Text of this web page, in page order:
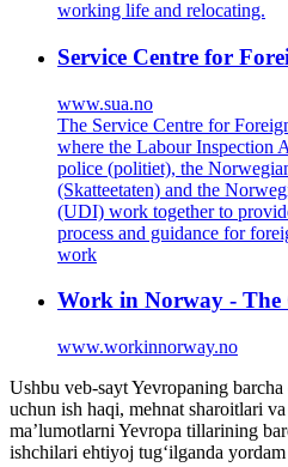
working life and relocating.
Service Centre for
www.sua.no
The Service Centre for
where the Labour Inspection
police (politiet), the
(Skatteetaten) and the
(UDI) work together to
process and guidance for
work
Work in Norway - The
www.workinnorway.no
Ushbu veb-sayt Yevropaning
uchun ish haqi, mehnat sharoitlari
ma’lumotlarni Yevropa tillarining
ishchilari ehtiyoj tug‘ilganda